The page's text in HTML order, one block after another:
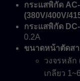
กระแสพิกัด
(380V/400V/
กระแสพิกัด
0.2A
ขนาดหน้าตัดส
วงจรหลัก
เกลียว